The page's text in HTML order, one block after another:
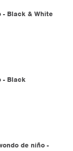
- Black & White
- Black
de niño -